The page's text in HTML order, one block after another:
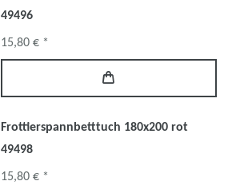
49496
15,80 € *
Frottierspannbetttuch 180x200 rot
49498
15,80 € *